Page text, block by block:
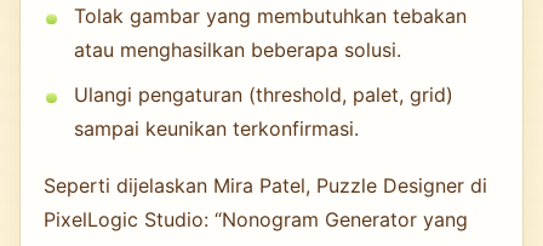
Tolak gambar yang membutuhkan tebakan
atau menghasilkan beberapa solusi.
Ulangi pengaturan (threshold, palet, grid)
sampai keunikan terkonfirmasi.
Seperti dijelaskan Mira Patel, Puzzle Designer di
PixelLogic Studio: “Nonogram Generator yang